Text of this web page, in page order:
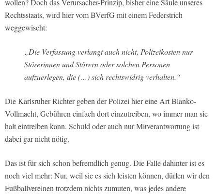
wollen? Doch das Verursacher-Prinzip, bisher eine Säule unseres
Rechtsstaats, wird hier vom BVerfG mit einem Federstrich
weggewischt:
„Die Verfassung verlangt auch nicht, Polizeikosten nur
Störerinnen und Störern oder solchen Personen
aufzuerlegen, die (…) sich rechtswidrig verhalten.“
Die Karlsruher Richter geben der Polizei hier eine Art Blanko-
Vollmacht, Gebühren einfach dort einzutreiben, wo immer man sie
halt eintreiben kann. Schuld oder auch nur Mitverantwortung ist
dabei gar nicht nötig.
Das ist für sich schon befremdlich genug. Die Falle dahinter ist es
noch viel mehr: Nur, weil sie es sich leisten können, dürfen wir den
Fußballvereinen trotzdem nichts zumuten, was jedes andere